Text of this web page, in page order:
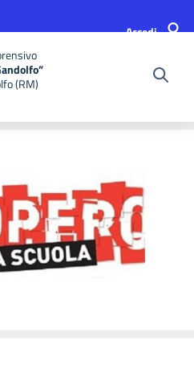
Accedi
(RM)